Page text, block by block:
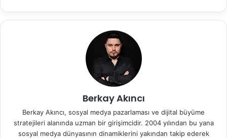
Berkay Akıncı
Berkay Akıncı, sosyal medya pazarlaması ve dijital büyüme
stratejileri alanında uzman bir girişimcidir. 2004 yılından bu yana
sosyal medya dünyasının dinamiklerini yakından takip ederek